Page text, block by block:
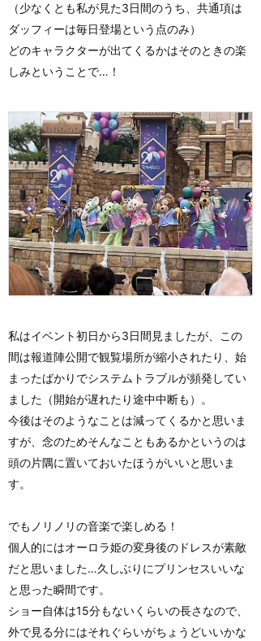
（少なくとも私が見た3日間のうち、共通項は
ダッフィーは毎日登場という点のみ）
どのキャラクターが出てくるかはそのときの楽
しみということで…！
私はイベント初日から3日間見ましたが、この
間は報道陣公開で観覧場所が縮小されたり、始
まったばかりでシステムトラブルが頻発してい
ました（開始が遅れたり途中中断も）。
今後はそのようなことは減ってくるかと思いま
すが、念のためそんなこともあるかというのは
頭の片隅に置いておいたほうがいいと思いま
す。
でもノリノリの音楽で楽しめる！
個人的にはオーロラ姫の変身後のドレスが素敵
だと思いました…久しぶりにプリンセスいいな
と思った瞬間です。
ショー自体は15分もないくらいの長さなので、
外で見る分にはそれぐらいがちょうどいいかな